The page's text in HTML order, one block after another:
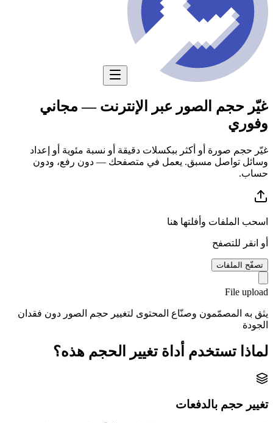
غيّر حجم الصور عبر الإنترنت — مجاني
وفوري
غيّر حجم صورة أو أكثر ببكسلات دقيقة أو نسبة مئوية أو إعداد
وسائل تواصل مسبق. يعمل في متصفحك — دون رفع، ودون
حساب.
اسحب الملفات وأفلتها هنا
أو انقر للتصفح
تصفّح الملفات
File upload
يثق به المصمّمون وصنّاع المحتوى لتغيير حجم الصور دون فقدان
الجودة
لماذا تستخدم أداة تغيير الحجم هذه؟
تغيير حجم بالدفعات